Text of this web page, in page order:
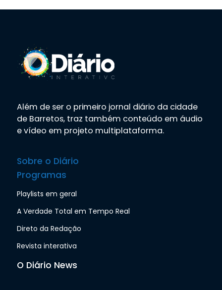
Além de ser o primeiro jornal diário da cidade
de Barretos, traz também conteúdo em áudio
e vídeo em projeto multiplataforma.
Sobre o Diário
Programas
Playlists em geral
A Verdade Total em Tempo Real
Direto da Redação
Revista interativa
O Diário News